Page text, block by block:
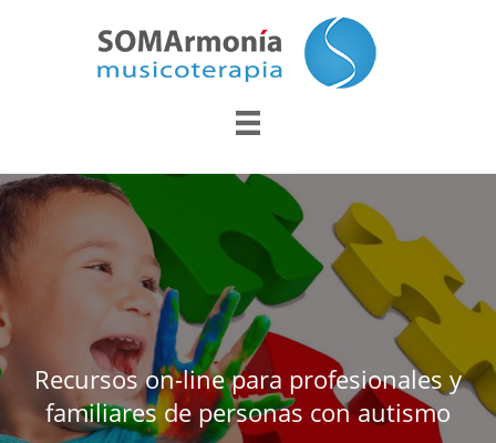
Recursos on-line para profesionales y
familiares de personas con autismo